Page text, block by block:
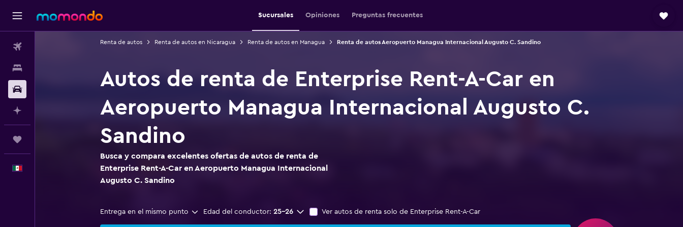
Sucursales Opiniones Preguntas frecuentes
Renta de autos Renta de autos en Nicaragua Renta de autos en Managua Renta de autos Aeropuerto Managua Internacional Augusto C. Sandino
Autos de renta de Enterprise Rent-A-Car en
Aeropuerto Managua Internacional Augusto C.
Sandino
Busca y compara excelentes ofertas de autos de renta de
Enterprise Rent-A-Car en Aeropuerto Managua Internacional
Augusto C. Sandino
Entrega en el mismo punto Edad del conductor: 25-26 Ver autos de renta solo de Enterprise Rent-A-Car